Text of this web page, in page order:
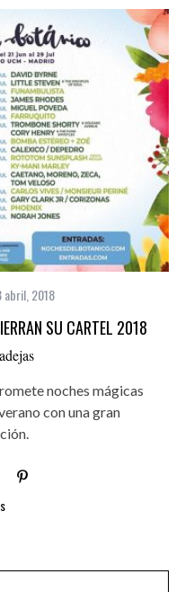
abril, 2018
SU CARTEL 2018
noches mágicas
con una gran